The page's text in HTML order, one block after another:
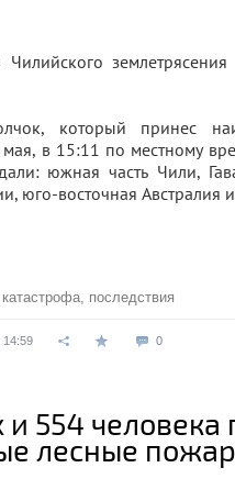
Чилийского
который принес
в 15:11 по местному
южная часть Чили,
юго-восточная Австралия
катастрофа, последствия
14:59 0
554 человека
лесные